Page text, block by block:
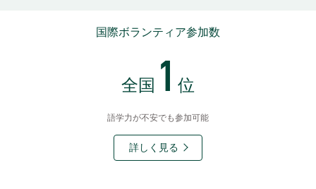
国際ボランティア参加数
全国 1 位
語学力が不安でも参加可能
詳しく見る